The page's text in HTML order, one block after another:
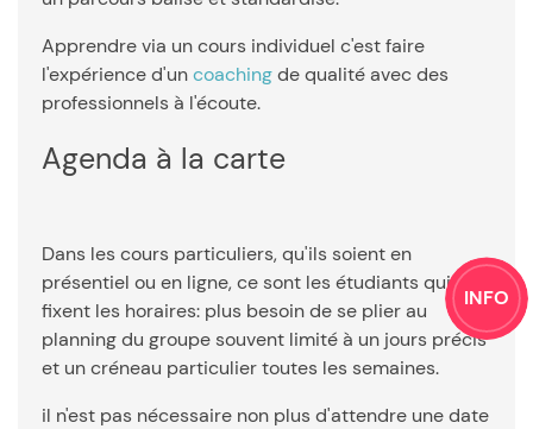
Apprendre via un cours individuel c'est faire
l'expérience d'uncoachingde qualité avec des
professionnels à l'écoute.
Agenda à la carte
Dans les cours particuliers, qu'ils soient en
présentiel ou en ligne, ce sont les étudiants qui
fixent les horaires: plus besoin de se plier au
planning du groupe souvent limité à un jours précis
et un créneau particulier toutes les semaines.
il n'est pas nécessaire non plus d'attendre une date
INFO